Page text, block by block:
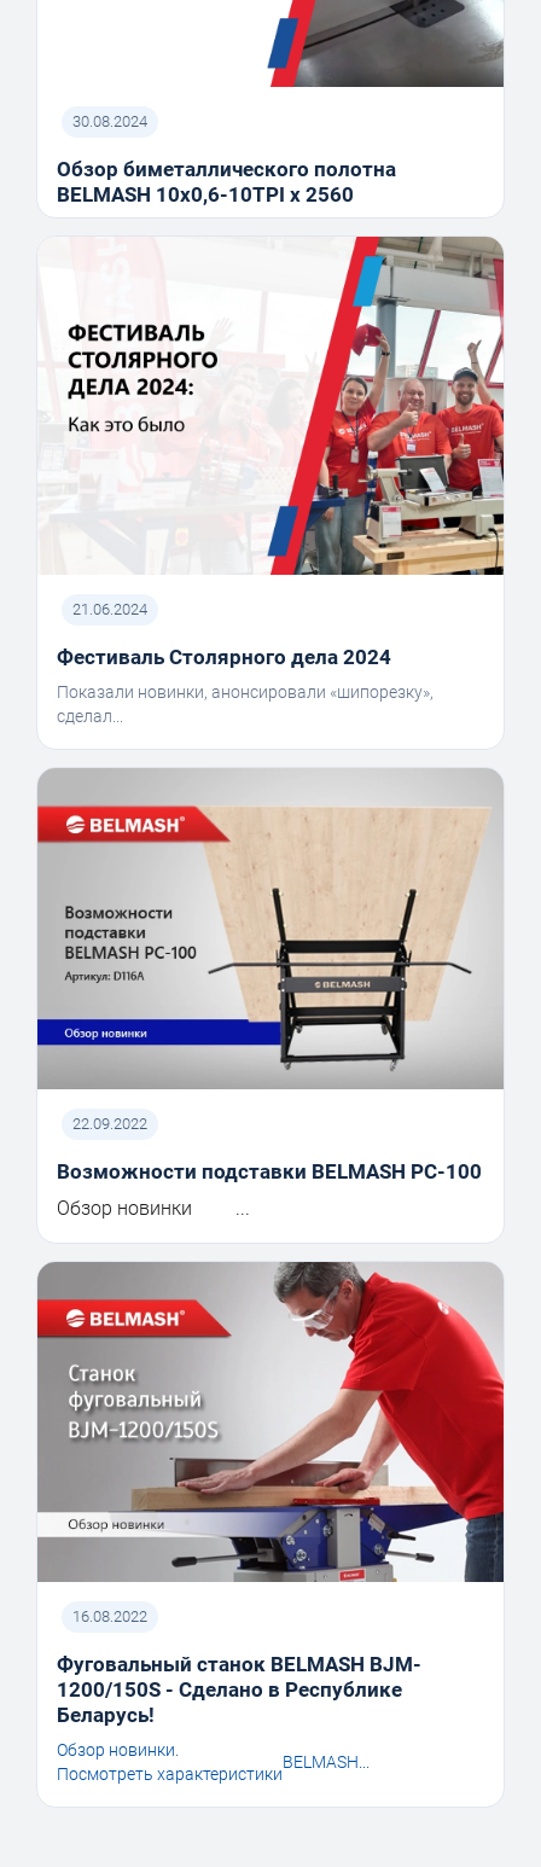
30.08.2024
Обзор биметаллического полотна
BELMASH 10x0,6-10TPI x 2560
21.06.2024
Фестиваль Столярного дела 2024
Показали новинки, анонсировали «шипорезку»,
сделал...
22.09.2022
Возможности подставки BELMASH PC-100
Обзор новинки ...
16.08.2022
Фуговальный станок BELMASH BJM-
1200/150S - Сделано в Республике
Беларусь!
Обзор новинки.
Посмотреть характеристики
BELMASH...